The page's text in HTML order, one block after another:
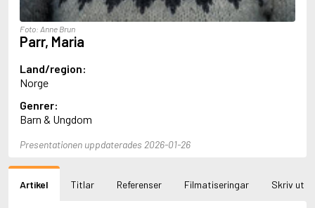
Adam de la Halle
Adamov, Arthur
Adams, Douglas
Adams, Herbert
Adams, Jane
Adams, Richard
Adbåge, Emma
Adbåge, Lisen
Adelborg, Ottilia
Adiga, Aravind
Adnan, Etel
Foto: Anne Brun
Parr, Maria
Land/region:
Norge
Genrer:
Barn & Ungdom
Presentationen uppdaterades 2026-01-26
Artikel Titlar Referenser Filmatiseringar Skriv ut